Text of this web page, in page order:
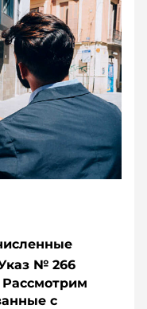
№ 266
Рассмотрим
с